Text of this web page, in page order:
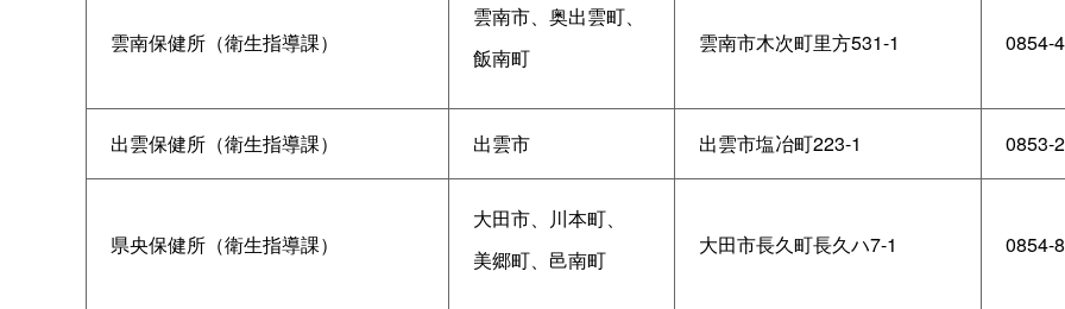
雲南保健所（衛生指導課）
雲南市、奥出雲町、
飯南町
雲南市木次町里方531-1 0854-
出雲保健所（衛生指導課） 出雲市 出雲市塩冶町223-1 0853-
県央保健所（衛生指導課）
大田市、川本町、
美郷町、邑南町
大田市長久町長久ハ7-1 0854-